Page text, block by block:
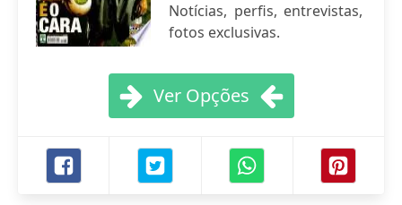
Notícias, perfis, entrevistas,
fotos exclusivas.
Ver Opções